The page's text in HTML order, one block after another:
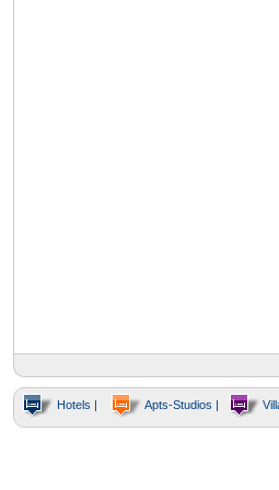
Hotels | Apts-Studios |